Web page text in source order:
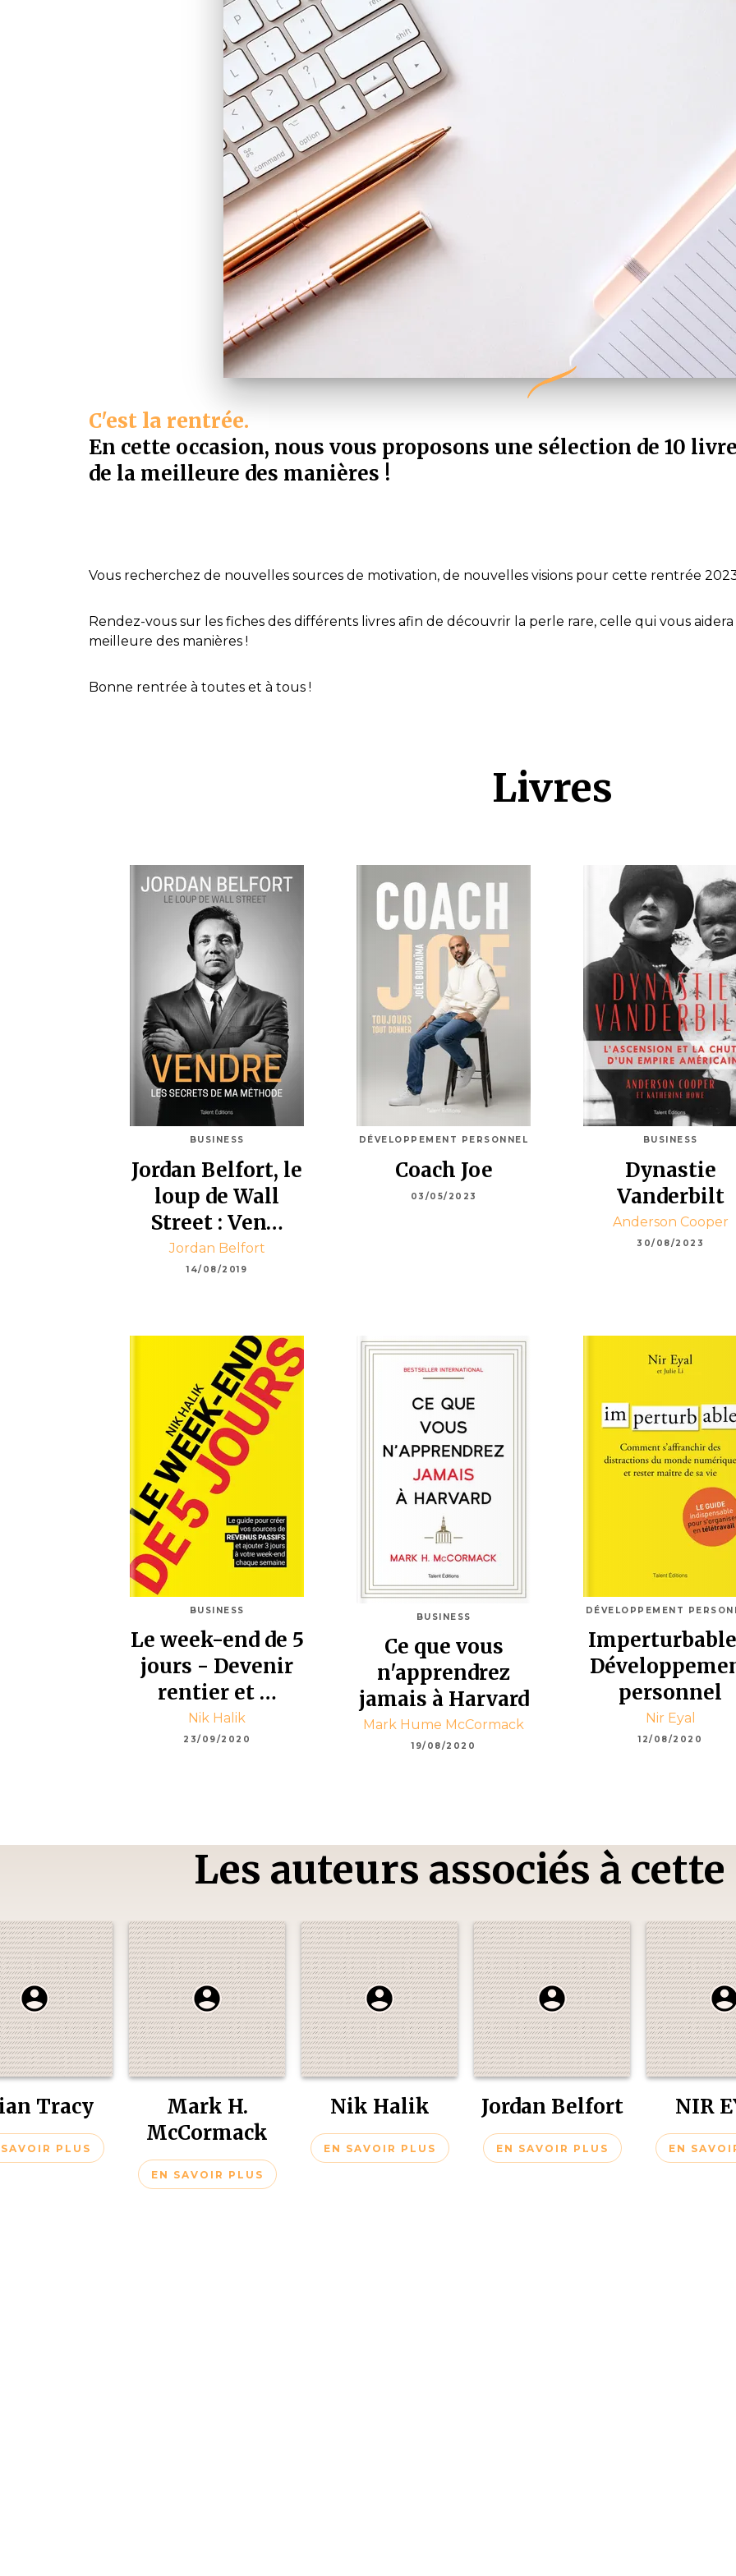
C'est la rentrée.
En cette occasion, nous vous proposons une sélection de 10
de la meilleure des manières !
Vous recherchez de nouvelles sources de motivation, de nouvelles visions pour cette rentrée
Rendez-vous sur les fiches des différents livres afin de découvrir la perle rare, celle qui vous
meilleure des manières !
Bonne rentrée à toutes et à tous !
Livres
BUSINESS
Jordan Belfort, le
loup de Wall
Street : Ven…
Jordan Belfort
14/08/2019
DÉVELOPPEMENT PERSONNEL
Coach Joe
03/05/2023
BUSINESS
Dynastie
Vanderbilt
Anderson Cooper
30/08/2023
BUSINESS
Le week-end de 5
jours - Devenir
rentier et …
Nik Halik
23/09/2020
BUSINESS
Ce que vous
n'apprendrez
jamais à Harvard
Mark Hume McCormack
19/08/2020
DÉVELOPPEMENT
personnel
Nir Eyal
12/08/2020
Les auteurs associés à
Tracy
PLUS
Mark H.
McCormack
EN SAVOIR PLUS
Nik Halik
EN SAVOIR PLUS
Jordan Belfort
EN SAVOIR PLUS
NIR
EN